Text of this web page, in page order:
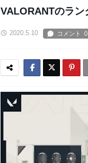
VALORANTのラ
2020.5.10